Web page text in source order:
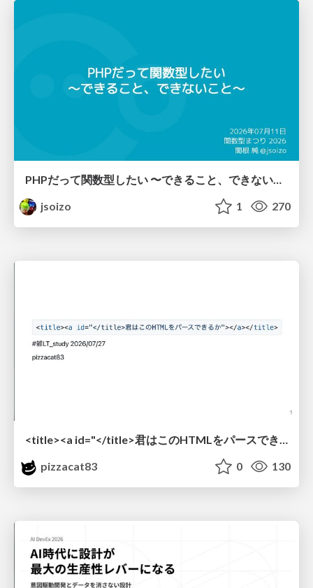
jsoizo
1 270
<title><a id="</title>君はこのHTMLをパースできるか"></a></title> #雑LT_study
pizzacat83
0 130